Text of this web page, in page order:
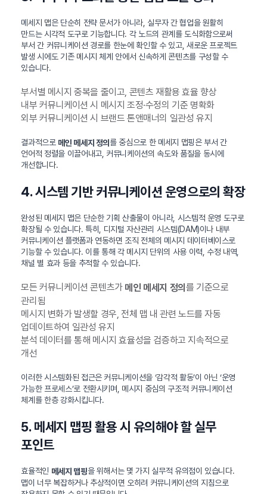
메세지 맵은 단순히 전략 문서가 아니라, 실무자 간 협업을 원활히
만드는 시각적 도구로 기능합니다. 각 노드의 관계를 도식화함으로써
부서 간 커뮤니케이션 경로를 한눈에 확인할 수 있고, 새로운 프로젝트
발생 시에도 기존 메시지 체계 안에서 신속하게 콘텐츠를 구성할 수
있습니다.
부서별 메시지 중복을 줄이고, 콘텐츠 재활용 효율 향상
내부 커뮤니케이션 시 메시지 조정·수정의 기준 명확화
외부 커뮤니케이션 시 브랜드 톤앤매너의 일관성 유지
결과적으로 메인 메세지 정의를 중심으로 한 메세지 맵핑은 부서 간
언어적 정렬을 이끌어내고, 커뮤니케이션의 속도와 품질을 동시에
개선합니다.
4. 시스템 기반 커뮤니케이션 운영으로의 확장
완성된 메세지 맵은 단순한 기획 산출물이 아니라, 시스템적 운영 도구로
확장될 수 있습니다. 특히, 디지털 자산관리 시스템(DAM)이나 내부
커뮤니케이션 플랫폼과 연동하면 조직 전체의 메시지 데이터베이스로
기능할 수 있습니다. 이를 통해 각 메시지 단위의 사용 이력, 수정 내역,
채널 별 효과 등을 추적할 수 있습니다.
모든 커뮤니케이션 콘텐츠가 메인 메세지 정의 를 기준으로
관리됨
메시지 변화가 발생할 경우, 전체 맵 내 관련 노드를 자동
업데이트하여 일관성 유지
분석 데이터를 통해 메시지 효율성을 검증하고 지속적으로
개선
이러한 시스템화된 접근은 커뮤니케이션을 ‘감각적 활동’이 아닌 ‘운영
가능한 프로세스’로 전환시키며, 메시지 중심의 구조적 커뮤니케이션
체계를 한층 강화시킵니다.
5. 메세지 맵핑 활용 시 유의해야 할 실무
포인트
효율적인 메세지 맵핑을 위해서는 몇 가지 실무적 유의점이 있습니다.
맵이 너무 복잡하거나 추상적이면 오히려 커뮤니케이션의 지침으로